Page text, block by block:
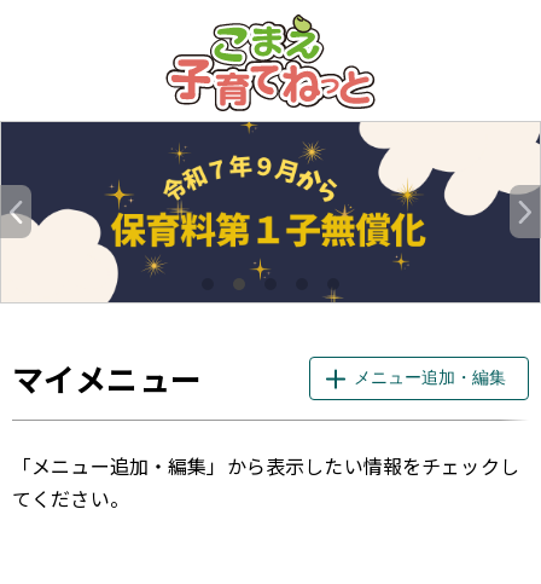
このページの本文へ
マイメニュー メニュー追加・編集
「メニュー追加・編集」から表示したい情報をチェックし
てください。